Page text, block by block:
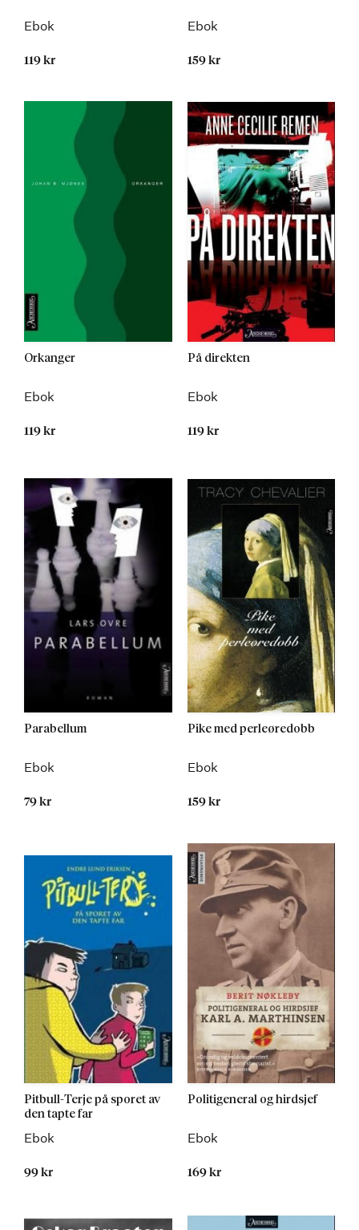
Ebok
119 kr
Ebok
159 kr
Orkanger
Ebok
119 kr
På direkten
Ebok
119 kr
Parabellum
Ebok
79 kr
Pike med perleøredobb
Ebok
159 kr
Pitbull-Terje på sporet av
den tapte far
Ebok
99 kr
Politigeneral og hirdsjef
Ebok
169 kr